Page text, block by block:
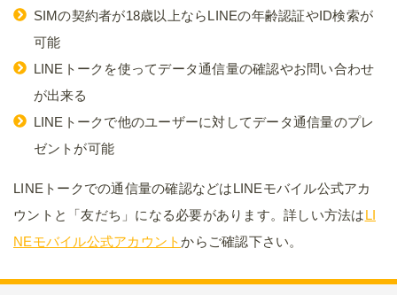
SIMの契約者が18歳以上ならLINEの年齢認証やID検索が
可能
LINEトークを使ってデータ通信量の確認やお問い合わせ
が出来る
LINEトークで他のユーザーに対してデータ通信量のプレ
ゼントが可能
LINEトークでの通信量の確認などはLINEモバイル公式アカ
ウントと「友だち」になる必要があります。詳しい方法はLI
NEモバイル公式アカウントからご確認下さい。